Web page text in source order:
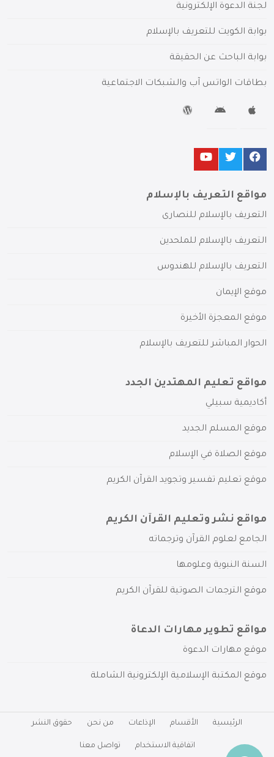
لجنة الدعوة الإلكترونية
بوابة الكويت للتعريف بالإسلام
بوابة الباحث عن الحقيقة
بطاقات الواتس آب والشبكات الاجتماعية
مواقع التعريف بالإسلام
التعريف بالإسلام للنصارى
التعريف بالإسلام للملحدين
التعريف بالإسلام للهندوس
موقع الإيمان
موقع المعجزة الأخيرة
الحوار المباشر للتعريف بالإسلام
مواقع تعليم المهتدين الجدد
أكاديمية سبيلي
موقع المسلم الجديد
موقع الصلاة في الإسلام
موقع تعليم تفسير وتجويد القرآن الكريم
مواقع نشر وتعليم القرآن الكريم
الجامع لعلوم القرآن وترجماته
السنة النبوية وعلومها
موقع الترجمات الصوتية للقرآن الكريم
مواقع تطوير مهارات الدعاة
موقع مهارات الدعوة
موقع المكتبة الإسلامية الإلكترونية الشاملة
الرئيسية الأقسام الإذاعات من نحن حقوق النشر
اتفاقية الاستخدام تواصل معنا